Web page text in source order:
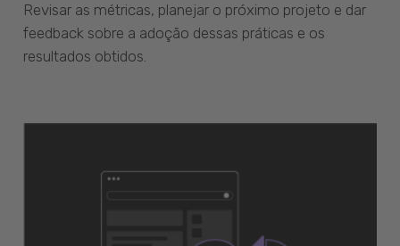
Revisar as métricas, planejar o próximo projeto e dar
feedback sobre a adoção dessas práticas e os
resultados obtidos.